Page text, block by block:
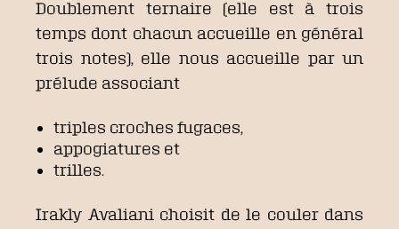
Doublement ternaire (elle est à trois
temps dont chacun accueille en général
trois notes), elle nous accueille par un
prélude associant
triples croches fugaces,
appogiatures et
trilles.
Irakly Avaliani choisit de le couler dans